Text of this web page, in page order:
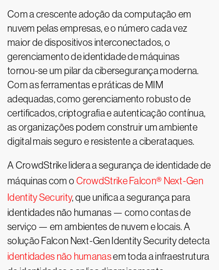
Com a crescente adoção da computação em
nuvem pelas empresas, e o número cada vez
maior de dispositivos interconectados, o
gerenciamento de identidade de máquinas
tornou-se um pilar da cibersegurança moderna.
Com as ferramentas e práticas de MIM
adequadas, como gerenciamento robusto de
certificados, criptografia e autenticação contínua,
as organizações podem construir um ambiente
digital mais seguro e resistente a ciberataques.
A CrowdStrike lidera a segurança de identidade de
máquinas com o CrowdStrike Falcon® Next-Gen
Identity Security, que unifica a segurança para
identidades não humanas — como contas de
serviço — em ambientes de nuvem e locais. A
solução Falcon Next-Gen Identity Security detecta
identidades não humanasem toda a infraestrutura